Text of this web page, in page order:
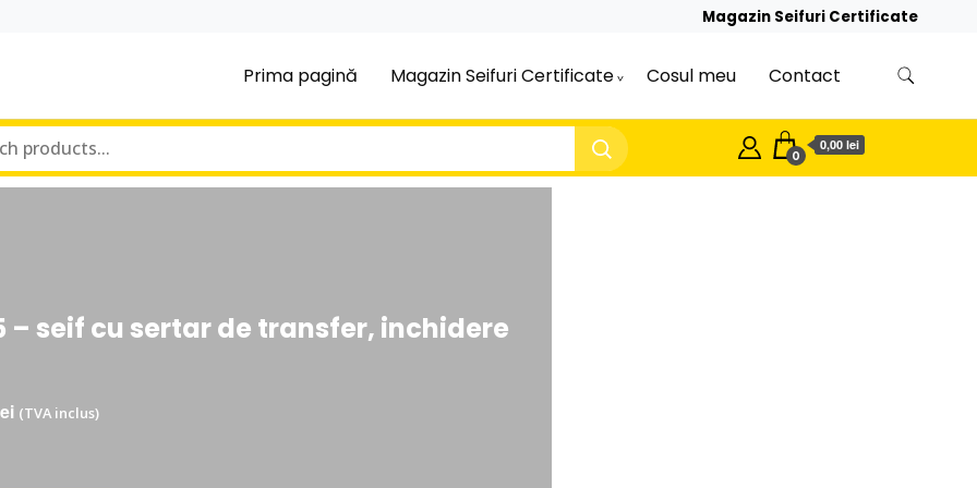
Magazin Seifuri Certificate
Prima pagină Magazin Seifuri Certificate Cosul meu Contact
0
0,00 lei
seif cu sertar de transfer, inchidere
inclus)